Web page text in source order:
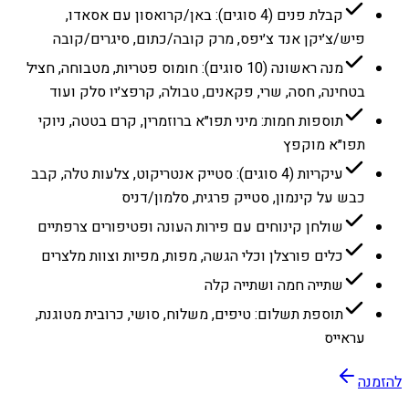
קבלת פנים (4 סוגים): באן/קרואסון עם אסאדו,
פיש/צ׳יקן אנד צ׳יפס, מרק קובה/כתום, סיגרים/קובה
מנה ראשונה (10 סוגים): חומוס פטריות, מטבוחה, חציל
בטחינה, חסה, שרי, פקאנים, טבולה, קרפצ׳יו סלק ועוד
תוספות חמות: מיני תפו״א ברוזמרין, קרם בטטה, ניוקי
תפו״א מוקפץ
עיקריות (4 סוגים): סטייק אנטריקוט, צלעות טלה, קבב
כבש על קינמון, סטייק פרגית, סלמון/דניס
שולחן קינוחים עם פירות העונה ופטיפורים צרפתיים
כלים פורצלן וכלי הגשה, מפות, מפיות וצוות מלצרים
שתייה חמה ושתייה קלה
תוספת תשלום: טיפים, משלוח, סושי, כרובית מטוגנת,
עראייס
להזמנה